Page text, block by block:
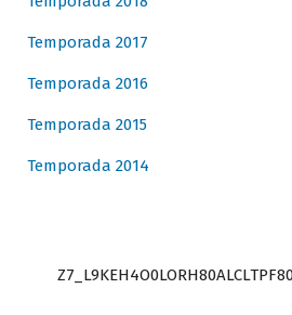
Temporada 2017
Temporada 2016
Temporada 2015
Temporada 2014